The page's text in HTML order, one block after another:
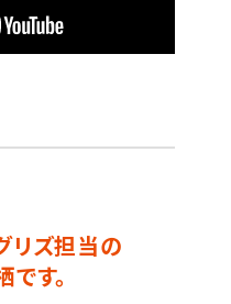
リズ担当の
です。